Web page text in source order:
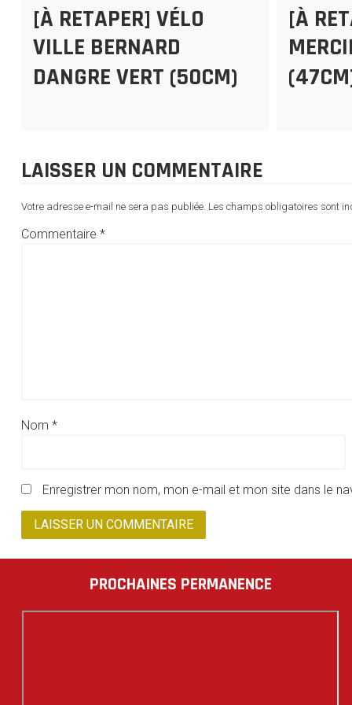
[À RETAPER] VÉLO
VILLE BERNARD
DANGRE VERT (50CM)
[À
LAISSER UN COMMENTAIRE
Votre adresse e-mail ne sera pas publiée. Les champs obligatoires sont
Commentaire *
Nom *
Enregistrer mon nom, mon e-mail et mon site dans le
PROCHAINES PERMANENCE